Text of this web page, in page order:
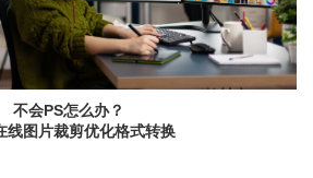
不会PS怎么办？
线图片裁剪优化格式转换